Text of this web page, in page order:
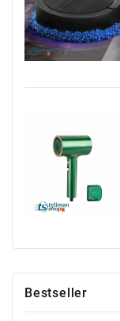
Bestseller